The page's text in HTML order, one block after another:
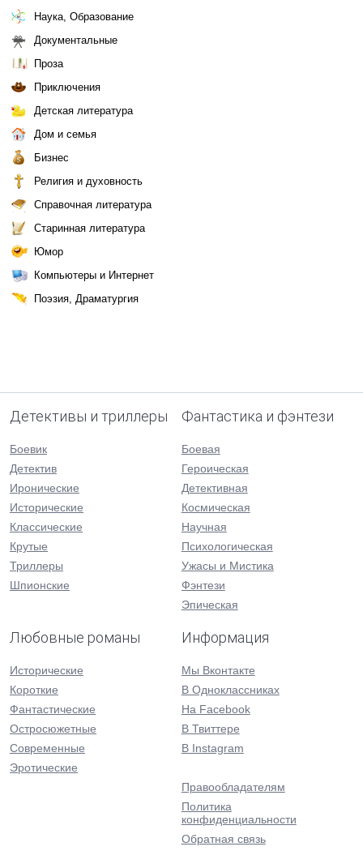
Наука, Образование
Документальные
Проза
Приключения
Детская литература
Дом и семья
Бизнес
Религия и духовность
Справочная литература
Старинная литература
Юмор
Компьютеры и Интернет
Поэзия, Драматургия
Детективы и триллеры
Боевик
Детектив
Иронические
Исторические
Классические
Крутые
Триллеры
Шпионские
Фантастика и фэнтези
Боевая
Героическая
Детективная
Космическая
Научная
Психологическая
Ужасы и Мистика
Фэнтези
Эпическая
Любовные романы
Исторические
Короткие
Фантастические
Остросюжетные
Современные
Эротические
Информация
Мы Вконтакте
В Одноклассниках
На Facebook
В Твиттере
В Instagram
Правообладателям
Политика
конфиденциальности
Обратная связь